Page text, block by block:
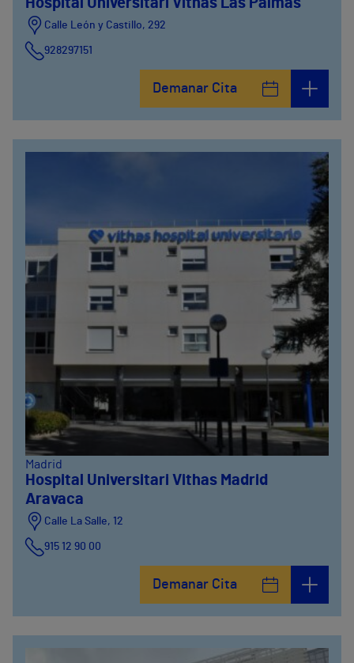
Hospital Universitari Vithas Las Palmas
Calle León y Castillo, 292
928297151
Demanar Cita
Madrid
Hospital Universitari Vithas Madrid
Aravaca
Calle La Salle, 12
915 12 90 00
Demanar Cita